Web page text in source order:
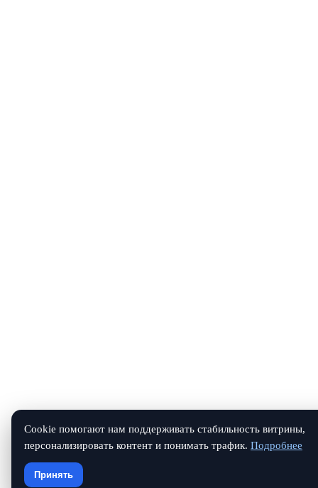
Cookie помогают нам поддерживать стабильность витрины,
персонализировать контент и понимать трафик. Подробнее
Принять